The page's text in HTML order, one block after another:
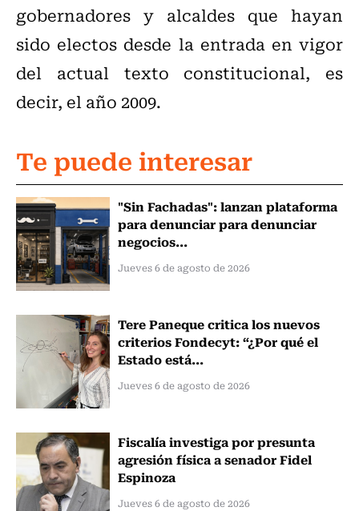
gobernadores y alcaldes que hayan
sido electos desde la entrada en vigor
del actual texto constitucional, es
decir, el año 2009.
Te puede interesar
"Sin Fachadas": lanzan plataforma
para denunciar para denunciar
negocios...
Jueves 6 de agosto de 2026
Tere Paneque critica los nuevos
criterios Fondecyt: “¿Por qué el
Estado está...
Jueves 6 de agosto de 2026
Fiscalía investiga por presunta
agresión física a senador Fidel
Espinoza
Jueves 6 de agosto de 2026